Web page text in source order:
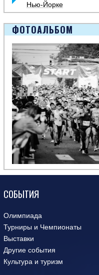
Нью-Йорке
ФОТОАЛЬБОМ
СОБЫТИЯ
Олимпиада
Турниры и Чемпионаты
Выставки
Другие события
Культура и туризм